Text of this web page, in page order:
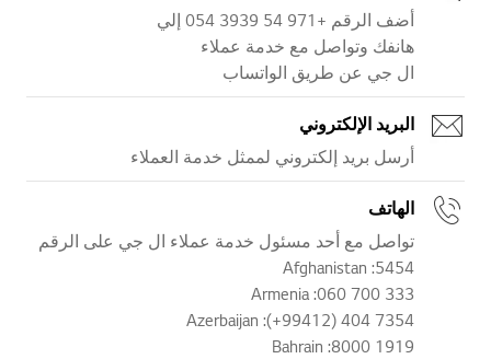
أضف الرقم +971 54 3939 054 إلي
هانفك وتواصل مع خدمة عملاء
ال جي عن طريق الواتساب
البريد الإلكتروني
أرسل بريد إلكتروني لممثل خدمة العملاء
الهاتف
تواصل مع أحد مسئول خدمة عملاء ال جي على الرقم
Afghanistan :5454
Armenia :060 700 333
Azerbaijan :(+99412) 404 7354
Bahrain :8000 1919